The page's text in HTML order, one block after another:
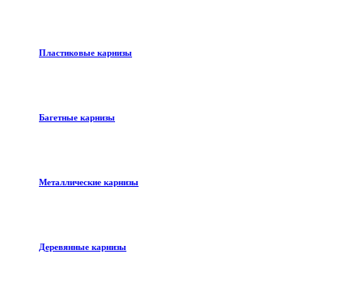
Пластиковые карнизы
Багетные карнизы
Металлические карнизы
Деревянные карнизы